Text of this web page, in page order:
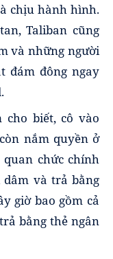
chịu hành hình.
Taliban cũng
và những người
đám đông ngay
cho biết, cô vào
nắm quyền ở
quan chức chính
dâm và trả bằng
giờ bao gồm cả
bằng thẻ ngân